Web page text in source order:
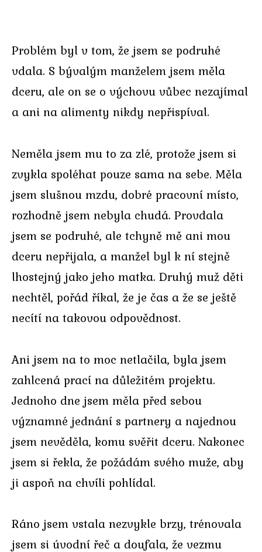
Problém byl v tom, že jsem se podruhé
vdala. S bývalým manželem jsem měla
dceru, ale on se o výchovu vůbec nezajímal
a ani na alimenty nikdy nepřispíval.
Neměla jsem mu to za zlé, protože jsem si
zvykla spoléhat pouze sama na sebe. Měla
jsem slušnou mzdu, dobré pracovní místo,
rozhodně jsem nebyla chudá. Provdala
jsem se podruhé, ale tchyně mě ani mou
dceru nepřijala, a manžel byl k ní stejně
lhostejný jako jeho matka. Druhý muž děti
nechtěl, pořád říkal, že je čas a že se ještě
necítí na takovou odpovědnost.
Ani jsem na to moc netlačila, byla jsem
zahlcená prací na důležitém projektu.
Jednoho dne jsem měla před sebou
významné jednání s partnery a najednou
jsem nevěděla, komu svěřit dceru. Nakonec
jsem si řekla, že požádám svého muže, aby
ji aspoň na chvíli pohlídal.
Ráno jsem vstala nezvykle brzy, trénovala
jsem si úvodní řeč a doufala, že vezmu